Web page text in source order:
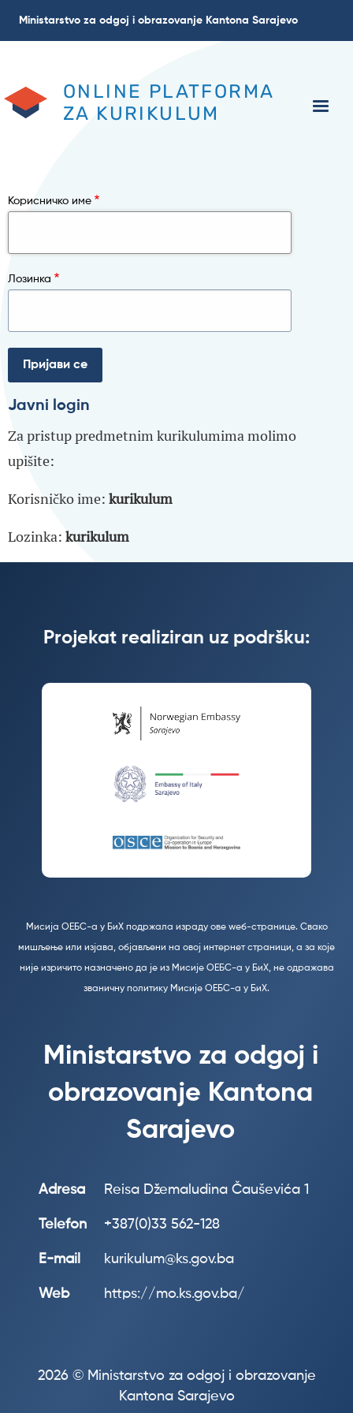
Ministarstvo za odgoj i obrazovanje Kantona Sarajevo
ONLINE PLATFORMA
ZA KURIKULUM
Корисничко име
Лозинка
Javni login
Za pristup predmetnim kurikulumima molimo
upišite:
Korisničko ime: kurikulum
Lozinka: kurikulum
Projekat realiziran uz podršku:
Мисија ОЕБС-а у БиХ подржала израду ове wеб-странице. Свако
мишљење или изјава, објављени на овој интернет страници, а за које
није изричито назначено да је из Мисије ОЕБС-а у БиХ, не одражава
званичну политику Мисије ОЕБС-а у БиХ.
Ministarstvo za odgoj i
obrazovanje Kantona
Sarajevo
Adresa Reisa Džemaludina Čauševića 1
Telefon +387(0)33 562-128
E-mail kurikulum@ks.gov.ba
Web https://mo.ks.gov.ba/
2026 © Ministarstvo za odgoj i obrazovanje
Kantona Sarajevo